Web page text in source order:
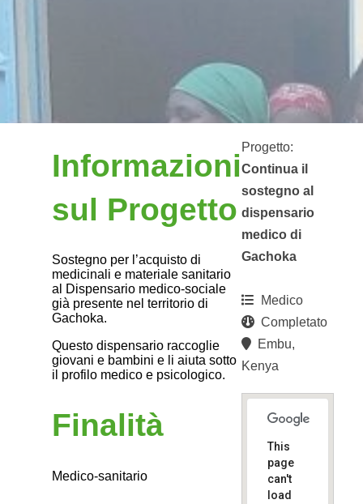
Informazioni
sul Progetto
Sostegno per l’acquisto di
medicinali e materiale sanitario
al Dispensario medico-sociale
già presente nel territorio di
Gachoka.
Questo dispensario raccoglie
giovani e bambini e li aiuta sotto
il profilo medico e psicologico.
Finalità
Medico-sanitario
Progetto:
Continua il
sostegno al
dispensario
medico di
Gachoka
Medico
Completato
Embu,
Kenya
This
page
can't
load